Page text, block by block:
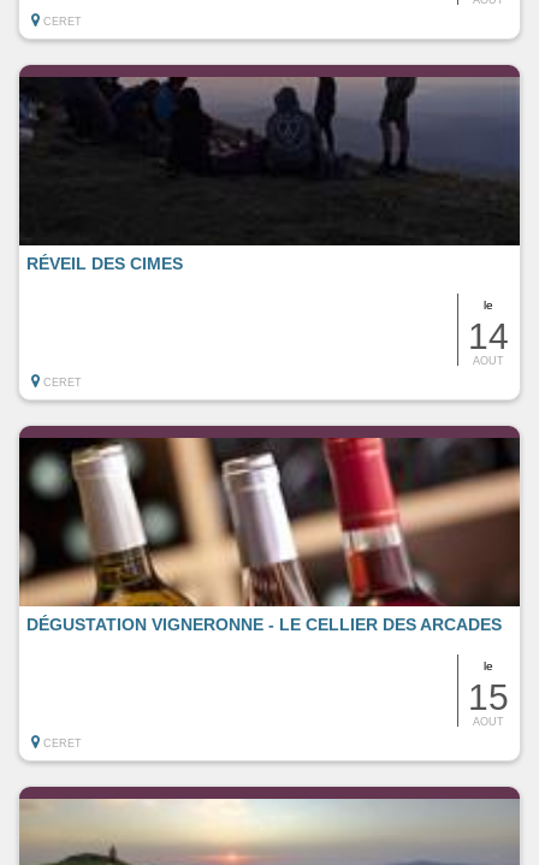
CERET
le
14
AOUT
RÉVEIL DES CIMES
CERET
le
15
AOUT
DÉGUSTATION VIGNERONNE - LE CELLIER DES ARCADES
CERET